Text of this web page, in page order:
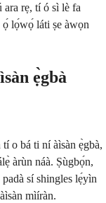
ara rẹ, tí ó sì lè fa
lọ́wọ́ láti ṣe àwọn
ẹ̀gbà
o bá ti ní àìsàn ẹ̀gbà,
àrùn náà. Ṣùgbọ́n,
sí shingles lẹ́yìn
mìíràn.